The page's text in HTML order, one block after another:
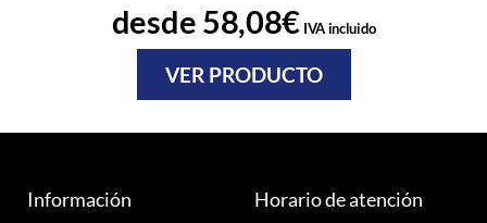
desde 58,08€ IVA incluido
VER PRODUCTO
Información Horario de atención